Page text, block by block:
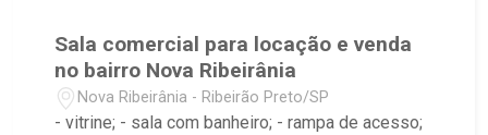
Sala comercial para locação e venda
no bairro Nova Ribeirânia
Nova Ribeirânia - Ribeirão Preto/SP
- vitrine; - sala com banheiro; - rampa de acesso;